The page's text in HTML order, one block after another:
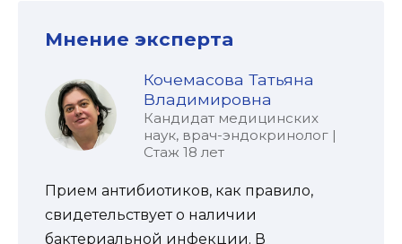
Мнение эксперта
Кочемасова Татьяна
Владимировна
Кандидат медицинских
наук, врач-эндокринолог |
Стаж 18 лет
Прием антибиотиков, как правило,
свидетельствует о наличии
бактериальной инфекции. В